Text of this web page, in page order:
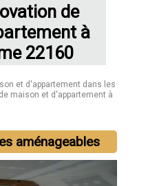
de
à
22160
et d'appartement dans les
maison et d'appartement à
aménageables